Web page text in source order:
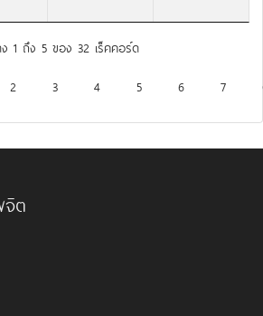
1 ถึง 5 ของ 32 เร็คคอร์ด
2 3 4 5 6 7
จิต